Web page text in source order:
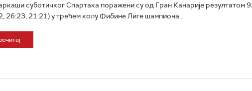
суботичког Спартака поражени су од Гран Канарије резултатом
26:23, 21:21) у трећем колу Фибине Лиге шампиона...